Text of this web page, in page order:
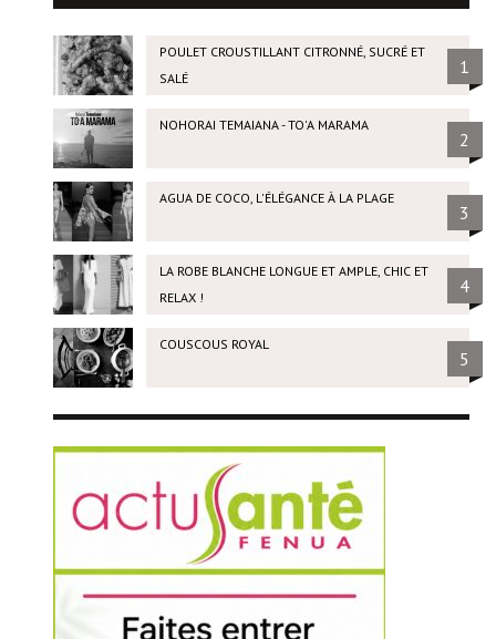
POULET CROUSTILLANT CITRONNÉ, SUCRÉ ET
SALÉ
1
NOHORAI TEMAIANA - TO'A MARAMA
2
AGUA DE COCO, L'ÉLÉGANCE À LA PLAGE
3
LA ROBE BLANCHE LONGUE ET AMPLE, CHIC ET
RELAX !
4
COUSCOUS ROYAL
5